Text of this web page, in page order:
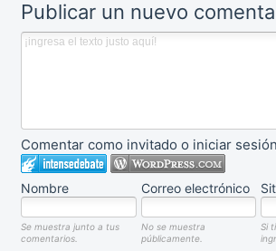
Publicar un nuevo
Comentar como invitado o iniciar
Nombre Correo electrónico
Se muestra junto a tus
comentarios.
No se muestra
públicamente.
Si